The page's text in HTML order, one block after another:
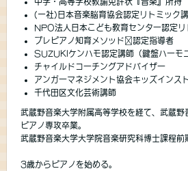
中学・高等学校教諭免許状『音楽』所持
(一社)日本音楽脳育協会認定リトミック
NPO法人日本こども教育センター認定リ
プレピアノ知育メソッド®︎認定指導者
SUZUKIケンハモ認定講師（鍵盤ハーモ
チャイルドコーチングアドバイザー
アンガーマネジメント協会キッズインス
千代田区文化芸術講師
武蔵野音楽大学附属高等学校を経て、武蔵野
ピアノ専攻卒業。
武蔵野音楽大学大学院音楽研究科博士課程前
3歳からピアノを始める。